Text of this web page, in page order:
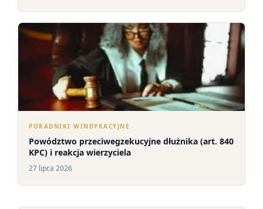
PORADNIKI WINDYKACYJNE
Powództwo przeciwegzekucyjne dłużnika (art. 840
KPC) i reakcja wierzyciela
27 lipca 2026